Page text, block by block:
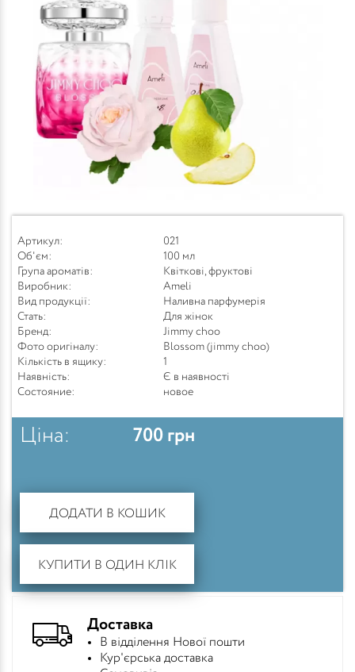
Артикул:
021
Об'єм:
100 мл
Група ароматів:
Квіткові, фруктові
Виробник:
Ameli
Вид продукції:
Наливна парфумерія
Стать:
Для жінок
Бренд:
Jimmy choo
Фото оригіналу:
Blossom (jimmy choo)
Кількість в ящику:
1
Наявність:
Є в наявності
Состояние:
новое
Ціна: 700 грн
ДОДАТИ В КОШИК
КУПИТИ В ОДИН КЛІК
Доставка
В відділення Нової пошти
Кур'єрська доставка